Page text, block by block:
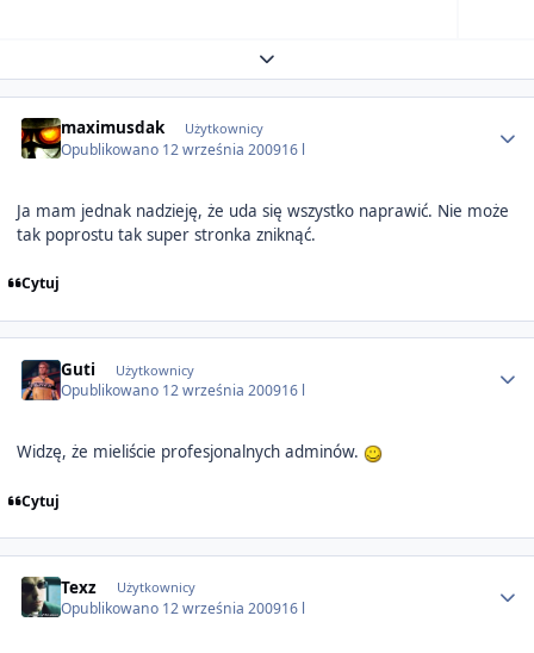
Expand topic overview
maximusdak Użytkownicy
Opublikowano 12 września 200916 l
Ja mam jednak nadzieję, że uda się wszystko naprawić. Nie może
tak poprostu tak super stronka zniknąć.
Cytuj
Guti Użytkownicy
Opublikowano 12 września 200916 l
Widzę, że mieliście profesjonalnych adminów.
Cytuj
Texz Użytkownicy
Opublikowano 12 września 200916 l